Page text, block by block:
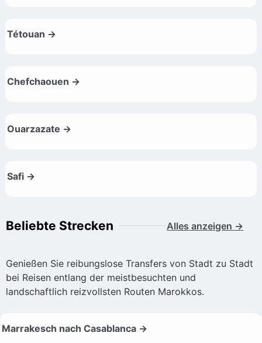
Tétouan →
Chefchaouen →
Ouarzazate →
Safi →
Beliebte Strecken Alles anzeigen →
Genießen Sie reibungslose Transfers von Stadt zu Stadt
bei Reisen entlang der meistbesuchten und
landschaftlich reizvollsten Routen Marokkos.
Marrakesch nach Casablanca →